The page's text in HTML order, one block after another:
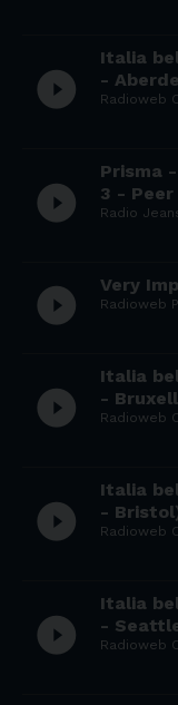
play_circle_filled
Italia
-
Radioweb
play_circle_filled
Prisma
3 - Peer
Radio
play_circle_filled Very
Radioweb
play_circle_filled
Italia
-
Radioweb
play_circle_filled
Italia
-
Radioweb
play_circle_filled
Italia
-
Radioweb